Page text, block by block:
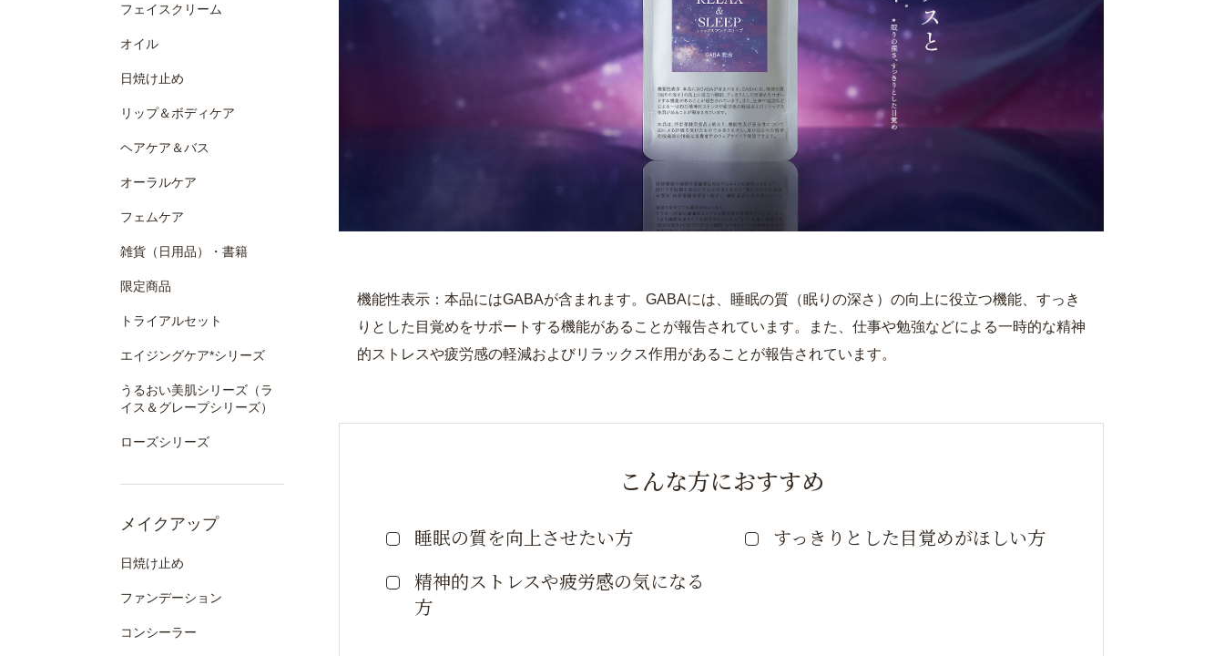
もございます。「出荷日」が休日にあたる場合や、連休等で
込み合う時期等に、余裕を持って早めに出荷する場合もござ
います。また交通事情により多少遅れる場合がございます。
システムの都合上、お申し込み時に表示される「時間指定
枠」は、定期便ではご利用いただけません。予めご了承くだ
さい。
※5回目以降のお休み（スキップ）・解約・出荷日・数量の変
更に関するご相談は、マイページ・お電話・お問い合わせフ
※１定期便について複数のお届け先を設定することはできませ
ん。
※定期便お申し込み時に登録住所以外をお届け先にご設定され
用できるのは、定期便以外のご注文時となります。
フェイスクリーム
オイル
日焼け止め
リップ＆ボディケア
ヘアケア＆バス
オーラルケア
フェムケア
雑貨（日用品）・書籍
限定商品
トライアルセット
エイジングケア*シリーズ
うるおい美肌シリーズ（ラ
イス＆グレープシリーズ）
ローズシリーズ
メイクアップ
日焼け止め
ファンデーション
コンシーラー
機能性表示：本品にはGABAが含まれます。GABAには、睡眠の質（眠りの深さ）の向上に役立つ機能、すっき
りとした目覚めをサポートする機能があることが報告されています。また、仕事や勉強などによる一時的な精神
的ストレスや疲労感の軽減およびリラックス作用があることが報告されています。
こんな方におすすめ
睡眠の質を向上させたい方
すっきりとした目覚めがほしい方
精神的ストレスや疲労感の気になる
方